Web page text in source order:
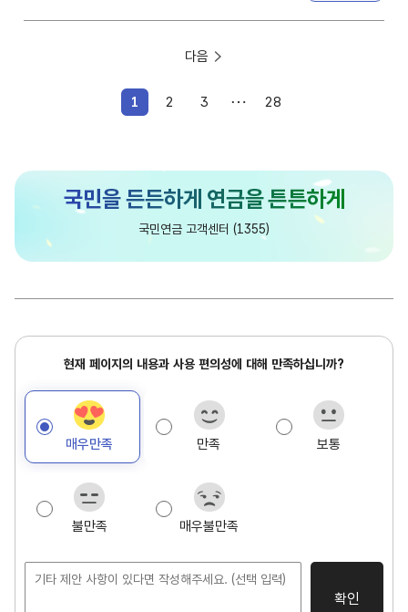
다음
1 2 3 28
국민연금 고객센터 (1355)
재
지
사
현재 페이지의 내용과 사용 편의성에 대해 만족하십니까?
매우만족 만족 보통
불만족 매우불만족
확인